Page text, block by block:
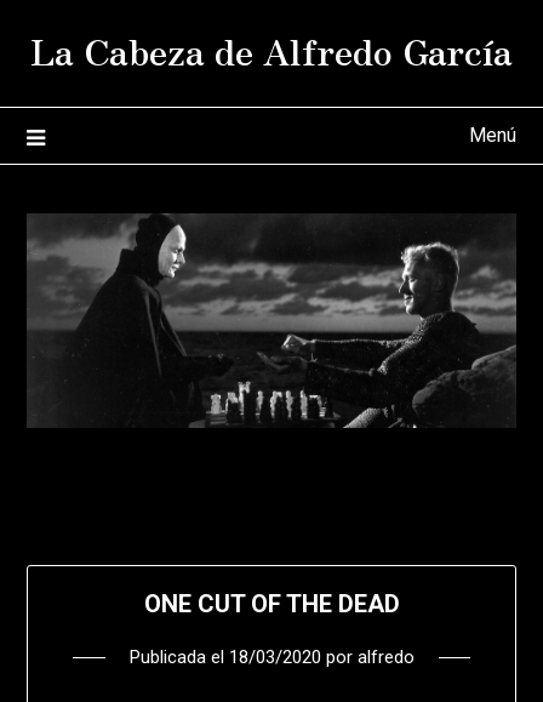
La Cabeza de Alfredo García
Menú
ONE CUT OF THE DEAD
Publicada el 18/03/2020 por alfredo